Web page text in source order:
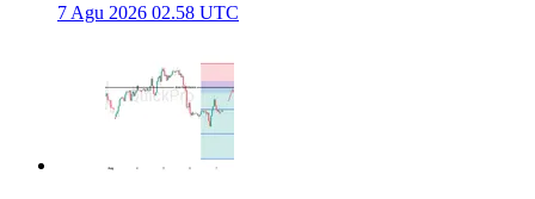
7 Agu 2026 02.58 UTC